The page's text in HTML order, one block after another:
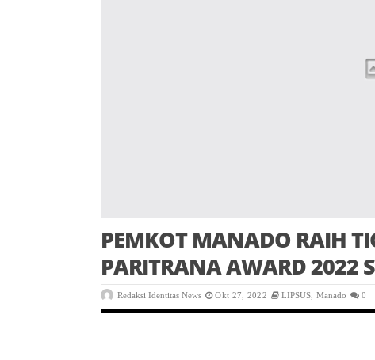
PEMKOT MANADO RAIH
PARITRANA AWARD 2022
Redaksi Identitas News Okt 27, 2022 LIPSUS Manado 0